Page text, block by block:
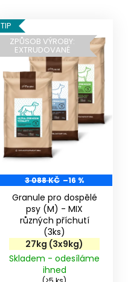
TIP
ZPŮSOB VÝROBY:
EXTRUDOVANÉ
3 088 KČ –16 %
Granule pro dospělé
psy (M) - MIX
různých příchutí
27kg (3x9kg)
Skladem - odesíláme
ihned